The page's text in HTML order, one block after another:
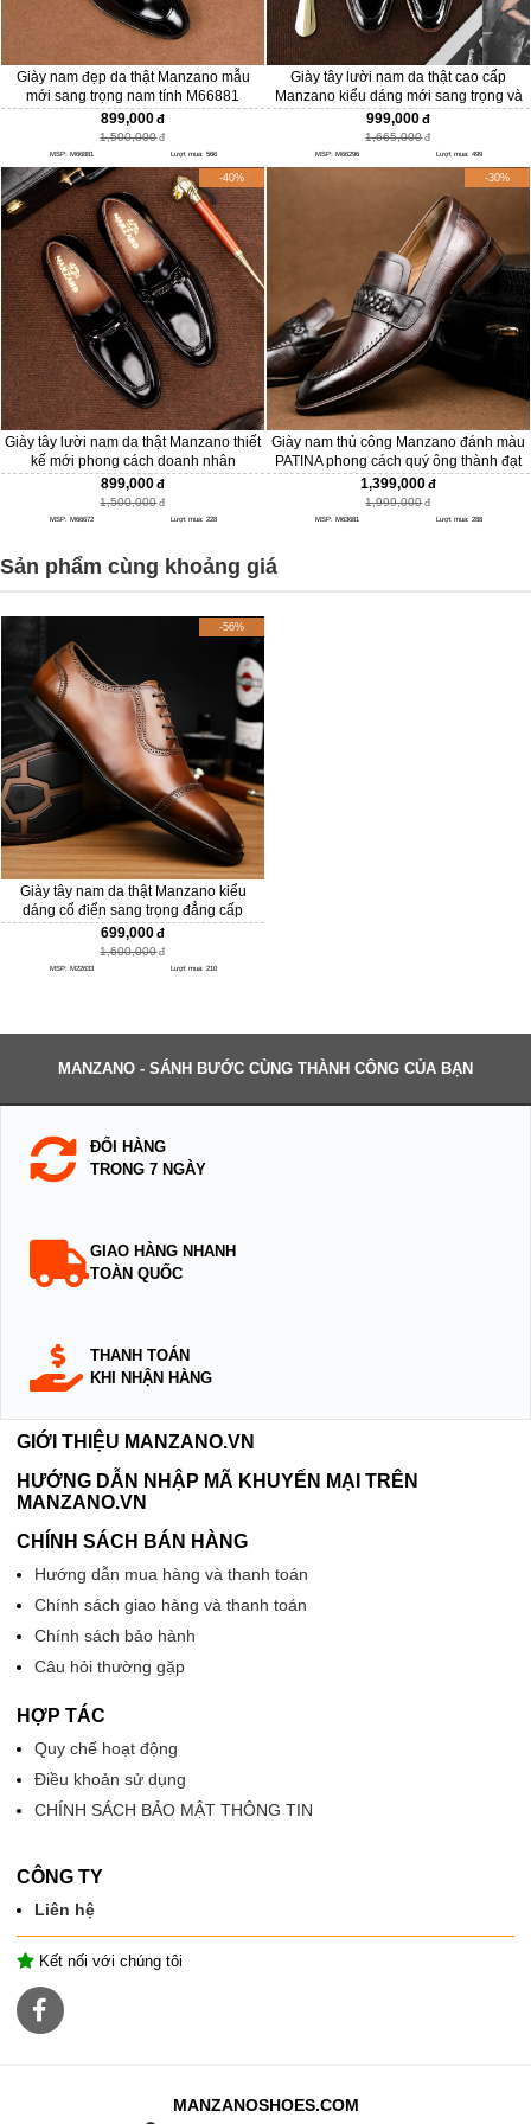
Giày nam đẹp da thật Manzano mẫu
mới sang trọng nam tính M66881
899,000
1,500,000
MSP: M66881 Lượt mua: 566
Giày tây lười nam da thật cao cấp
Manzano kiểu dáng mới sang trọng và
đẳng cấp M66296
999,000
1,665,000
MSP: M66296 Lượt mua: 499
-40%
Giày tây lười nam da thật Manzano thiết
kế mới phong cách doanh nhân
M66672
899,000
1,500,000
MSP: M66672 Lượt mua: 228
-30%
Giày nam thủ công Manzano đánh màu
PATINA phong cách quý ông thành đạt
M63681
1,399,000
1,999,000
MSP: M63681 Lượt mua: 288
Sản phẩm cùng khoảng giá
-56%
Giày tây nam da thật Manzano kiểu
dáng cổ điển sang trọng đẳng cấp
M22633
699,000
1,600,000
MSP: M22633 Lượt mua: 210
MANZANO - SÁNH BƯỚC CÙNG THÀNH CÔNG CỦA BẠN
ĐỔI HÀNG
TRONG 7 NGÀY
GIAO HÀNG NHANH
TOÀN QUỐC
THANH TOÁN
KHI NHẬN HÀNG
GIỚI THIỆU MANZANO.VN
HƯỚNG DẪN NHẬP MÃ KHUYẾN MẠI TRÊN
MANZANO.VN
CHÍNH SÁCH BÁN HÀNG
Hướng dẫn mua hàng và thanh toán
Chính sách giao hàng và thanh toán
Chính sách bảo hành
Câu hỏi thường gặp
HỢP TÁC
Quy chế hoạt động
Điều khoản sử dụng
CHÍNH SÁCH BẢO MẬT THÔNG TIN
CÔNG TY
Liên hệ
Kết nối với chúng tôi
MANZANOSHOES.COM